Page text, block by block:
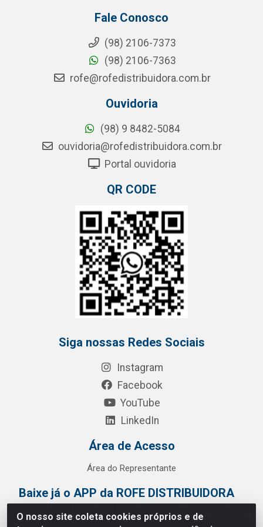
O nosso site coleta cookies próprios e de
Fale Conosco
(98) 2106-7373
(98) 2106-7363
rofe@rofedistribuidora.com.br
Ouvidoria
(98) 9 8482-5084
ouvidoria@rofedistribuidora.com.br
Portal ouvidoria
QR CODE
Siga nossas Redes Sociais
Instagram
Facebook
YouTube
LinkedIn
Área de Acesso
Área do Representante
Baixe já o APP da ROFE DISTRIBUIDORA